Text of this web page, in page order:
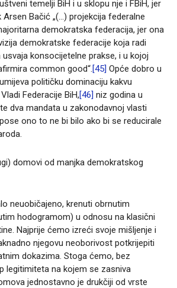
temelji BiH i u sklopu nje i FBiH, jer
Arsen Bačić „(…) projekcija federalne
demokratska federacija, jer ona
demokratske federacije koja radi
usvaja konsocijetelne prakse, i u kojoj
common good“. [45] Opće dobro u
političku dominaciju kakvu
Federacije BiH,[46] niz godina u
dva mandata u zakonodavnoj vlasti
ono to ne bi bilo ako bi se reducirale
domovi od manjka demokratskog
neuobičajeno, krenuti obrnutim
hodogramom) u odnosu na klasični
Najprije ćemo izreći svoje mišljenje i
njegovu neoborivost potkrijepiti
dokazima. Stoga ćemo, bez
legitimiteta na kojem se zasniva
jednostavno je drukčiji od vrste